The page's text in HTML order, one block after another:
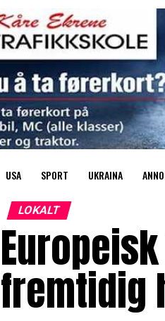
USA SPORT UKRAINA
LOKALT
fremtidig